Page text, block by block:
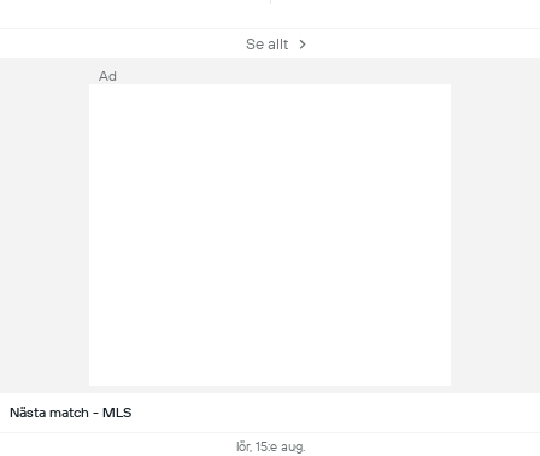
Se allt
Ad
Nästa match - MLS
lör, 15:e aug.